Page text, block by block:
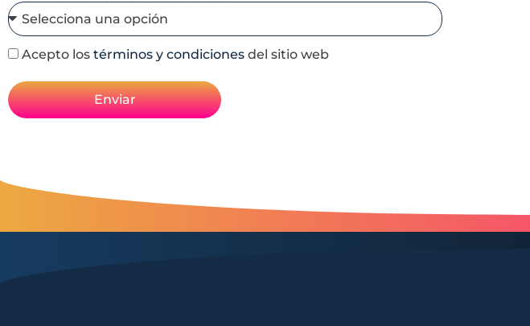
Acepto los términos y condiciones del sitio web
Enviar